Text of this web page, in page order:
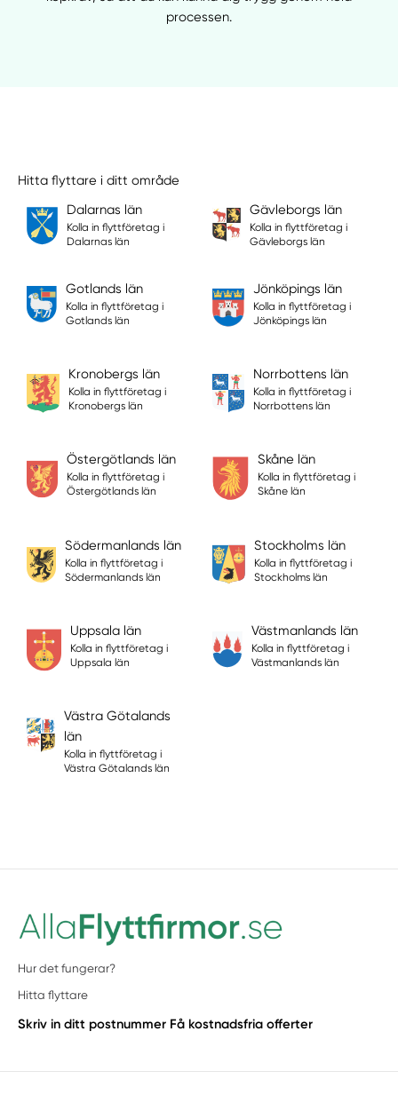
processen.
Hitta flyttare i ditt område
Dalarnas län
Kolla in flyttföretag i
Dalarnas län
Gävleborgs län
Kolla in flyttföretag i
Gävleborgs län
Gotlands län
Kolla in flyttföretag i
Gotlands län
Jönköpings län
Kolla in flyttföretag i
Jönköpings län
Kronobergs län
Kolla in flyttföretag i
Kronobergs län
Norrbottens län
Kolla in flyttföretag i
Norrbottens län
Östergötlands län
Kolla in flyttföretag i
Östergötlands län
Skåne län
Kolla in flyttföretag i
Skåne län
Södermanlands län
Kolla in flyttföretag i
Södermanlands län
Stockholms län
Kolla in flyttföretag i
Stockholms län
Uppsala län
Kolla in flyttföretag i
Uppsala län
Västmanlands län
Kolla in flyttföretag i
Västmanlands län
Västra Götalands
län
Kolla in flyttföretag i
Västra Götalands län
Hur det fungerar?
Hitta flyttare
Skriv in ditt postnummer Få kostnadsfria offerter